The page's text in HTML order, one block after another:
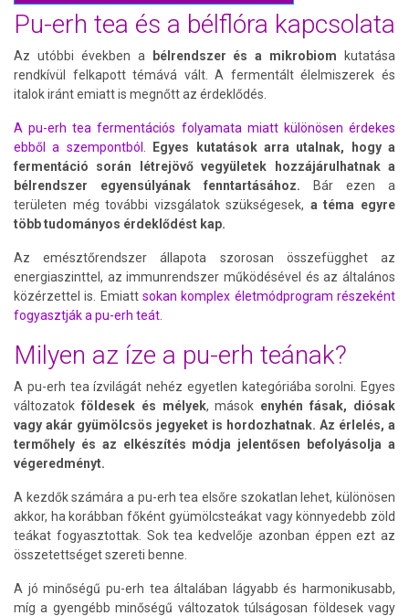
Pu-erh tea és a bélflóra kapcsolata
Az utóbbi években a bélrendszer és a mikrobiom kutatása
rendkívül felkapott témává vált. A fermentált élelmiszerek és
italok iránt emiatt is megnőtt az érdeklődés.
A pu-erh tea fermentációs folyamata miatt különösen érdekes
ebből a szempontból.
Egyes kutatások arra utalnak, hogy a
fermentáció során létrejövő vegyületek hozzájárulhatnak a
bélrendszer egyensúlyának fenntartásához. Bár ezen a
területen még további vizsgálatok szükségesek, a téma egyre
több tudományos érdeklődést kap.
Az emésztőrendszer állapota szorosan összefügghet az
energiaszinttel, az immunrendszer működésével és az általános
közérzettel is. Emiatt sokan komplex életmódprogram részeként
fogyasztják a pu-erh teát.
Milyen az íze a pu-erh teának?
A pu-erh tea ízvilágát nehéz egyetlen kategóriába sorolni. Egyes
változatok földesek és mélyek, mások enyhén fásak, diósak
vagy akár gyümölcsös jegyeket is hordozhatnak. Az érlelés, a
termőhely és az elkészítés módja jelentősen befolyásolja a
végeredményt.
A kezdők számára a pu-erh tea elsőre szokatlan lehet, különösen
akkor, ha korábban főként gyümölcsteákat vagy könnyedebb zöld
teákat fogyasztottak. Sok tea kedvelője azonban éppen ezt az
összetettséget szereti benne.
A jó minőségű pu-erh tea általában lágyabb és harmonikusabb,
míg a gyengébb minőségű változatok túlságosan földesek vagy